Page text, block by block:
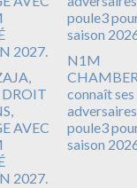
DROIT
AVEC
2027.
N1M
connaît ses
poule3
saison